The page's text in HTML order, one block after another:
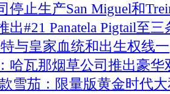
停止生产San Miguel和
出#21 Panatela Pigtail至三
与皇家血统和出生权线一
哈瓦那烟草公司推出豪华
雪茄：限量版黄金时代